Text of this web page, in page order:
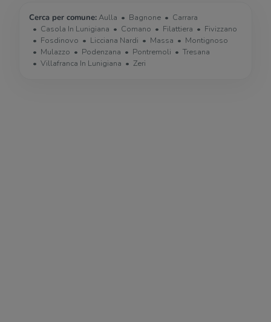
Cerca per comune:Aulla Bagnone
Carrara
Casola In Lunigiana
Comano Filattiera
Fivizzano
Fosdinovo
Licciana Nardi Massa
Montignoso
Mulazzo
Podenzana Pontremoli
Tresana
Villafranca In Lunigiana
Zeri